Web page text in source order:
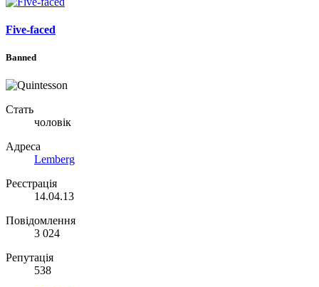
Five-faced
Banned
Стать
чоловік
Адреса
Lemberg
Реєстрація
14.04.13
Повідомлення
3 024
Репутація
538